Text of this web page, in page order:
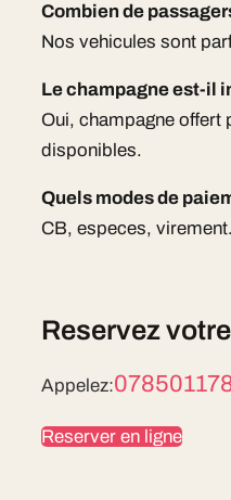
Combien de
Nos vehicules sont
Le champagne est-il
Oui, champagne
disponibles.
Quels modes de
CB, especes,
Reservez
Appelez:
Reserver en ligne